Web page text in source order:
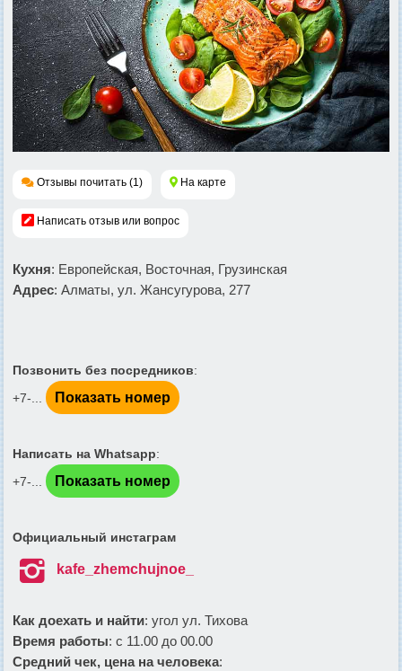
Отзывы почитать (1) На карте
Написать отзыв или вопрос
Кухня: Европейская, Восточная, Грузинская
Адрес: Алматы, ул. Жансугурова, 277
Позвонить без посредников:
+7-...
Показать номер
Написать на Whatsapp:
+7-...
Показать номер
Официальный инстаграм
 kafe_zhemchujnoe_
Как доехать и найти: угол ул. Тихова
Время работы: с 11.00 до 00.00
Средний чек, цена на человека: